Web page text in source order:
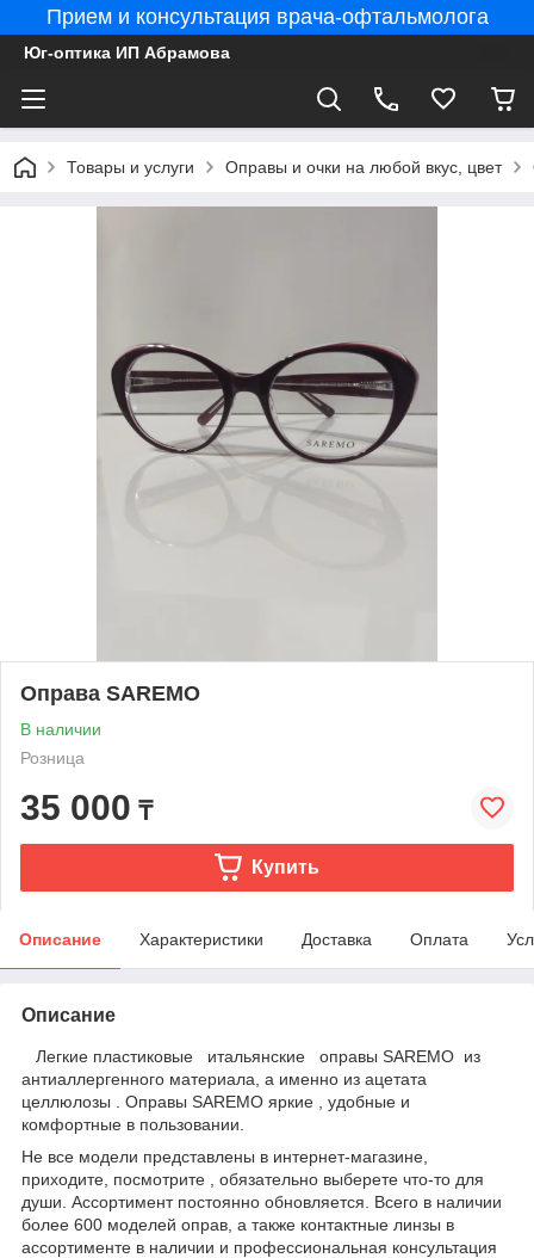
Прием и консультация врача-офтальмолога
Юг-оптика ИП Абрамова
Товары и услуги Оправы и очки на любой вкус, цвет
Оправа SAREMO
В наличии
Розница
35 000 ₸
Купить
Описание Характеристики Доставка Оплата
Описание
Легкие пластиковые итальянские оправы SAREMO из
антиаллергенного материала, а именно из ацетата
целлюлозы . Оправы SAREMO яркие , удобные и
комфортные в пользовании.
Не все модели представлены в интернет-магазине,
приходите, посмотрите , обязательно выберете что-то для
души. Ассортимент постоянно обновляется. Всего в наличии
более 600 моделей оправ, а также контактные линзы в
ассортименте в наличии и профессиональная консультация